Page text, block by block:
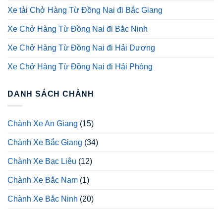
Xe tải Chở Hàng Từ Đồng Nai đi Bắc Giang
Xe Chở Hàng Từ Đồng Nai đi Bắc Ninh
Xe Chở Hàng Từ Đồng Nai đi Hải Dương
Xe Chở Hàng Từ Đồng Nai đi Hải Phòng
DANH SÁCH CHÀNH
Chành Xe An Giang (15)
Chành Xe Bắc Giang (34)
Chành Xe Bạc Liêu (12)
Chành Xe Bắc Nam (1)
Chành Xe Bắc Ninh (20)